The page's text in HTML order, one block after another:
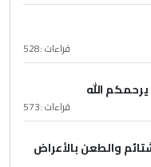
قراءات :528
الله
قراءات :573
والطعن بالأعراض